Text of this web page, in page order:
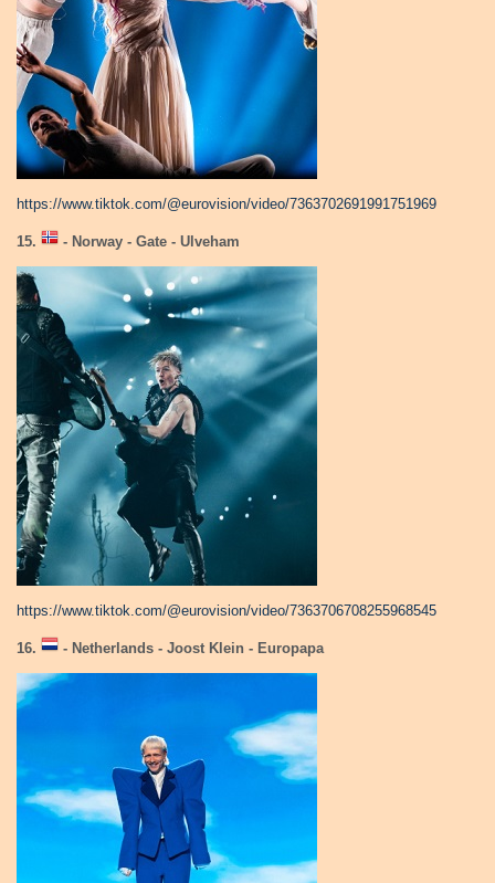
https://www.tiktok.com/@eurovision/video/7363702691991751969
15. - Norway - Gate - Ulveham
https://www.tiktok.com/@eurovision/video/7363706708255968545
16. - Netherlands - Joost Klein - Europapa